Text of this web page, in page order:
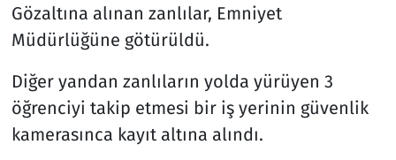
Gözaltına alınan zanlılar, Emniyet
Müdürlüğüne götürüldü.
Diğer yandan zanlıların yolda yürüyen 3
öğrenciyi takip etmesi bir iş yerinin güvenlik
kamerasınca kayıt altına alındı.